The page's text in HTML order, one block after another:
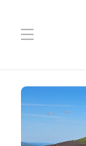
Home